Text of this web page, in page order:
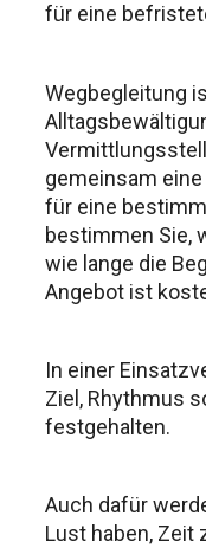
für eine
Wegbegleitung
gemeinsam
für eine
bestimmen Sie,
wie lange die
Angebot ist
In einer
Ziel, Rhythmus
festgehalten.
Auch dafür
Lust haben, Zeit